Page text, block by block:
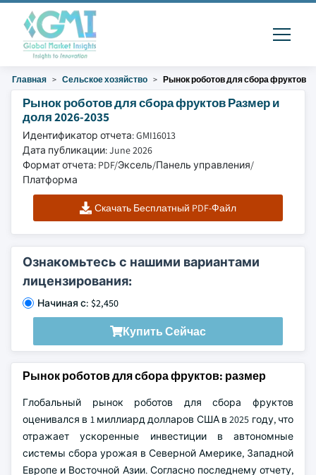
Главная Сельское хозяйство Рынок роботов для сбора фруктов
Рынок роботов для сбора фруктов Размер и
доля 2026-2035
Идентификатор отчета: GMI16013
Дата публикации: June 2026
Формат отчета: PDF/Эксель/Панель управления/
Платформа
Скачать Бесплатный PDF-Файл
Ознакомьтесь с нашими вариантами
лицензирования:
Начиная с: $2,450
Купить Сейчас
Рынок роботов для сбора фруктов: размер
Глобальный рынок роботов для сбора фруктов
оценивался в 1 миллиард долларов США в 2025 году, что
отражает ускоренные инвестиции в автономные
системы сбора урожая в Северной Америке, Западной
Европе и Восточной Азии. Согласно последнему отчету,